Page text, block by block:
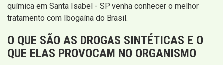
química em Santa Isabel - SP venha conhecer o melhor
tratamento com Ibogaína do Brasil.
O QUE SÃO AS DROGAS SINTÉTICAS E O
QUE ELAS PROVOCAM NO ORGANISMO